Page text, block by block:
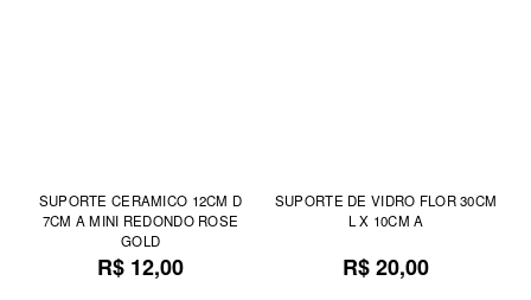
SUPORTE CERAMICO 12CM D
7CM A MINI REDONDO ROSE
GOLD
R$ 12,00
SUPORTE DE VIDRO FLOR 30CM
L X 10CM A
R$ 20,00